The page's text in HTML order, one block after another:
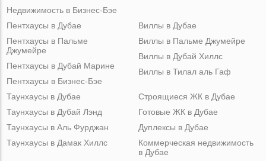
Недвижимость в Бизнес-Бэе
Пентхаусы в Дубае
Пентхаусы в Пальме
Джумейре
Пентхаусы в Дубай Марине
Пентхаусы в Бизнес-Бэе
Виллы в Дубае
Виллы в Пальме Джумейре
Виллы в Дубай Хиллс
Виллы в Тилал аль Гаф
Таунхаусы в Дубае
Таунхаусы в Дубай Лэнд
Таунхаусы в Аль Фурджан
Таунхаусы в Дамак Хиллс
Строящиеся ЖК в Дубае
Готовые ЖК в Дубае
Дуплексы в Дубае
Коммерческая недвижимость
в Дубае